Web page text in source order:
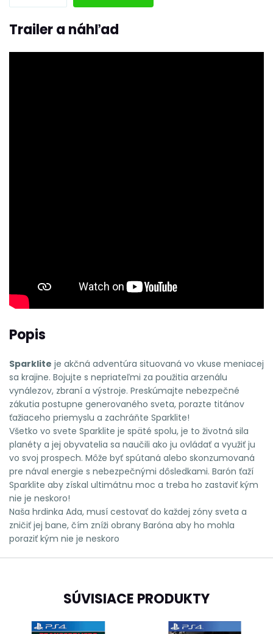
Trailer a náhľad
Popis
Sparklite je akčná adventúra situovaná vo vkuse meniacej
sa krajine. Bojujte s nepriateľmi za použitia arzenálu
vynálezov, zbraní a výstroje. Preskúmajte nebezpečné
zákutia postupne generovaného sveta, porazte titánov
ťažiaceho priemyslu a zachráňte Sparklite!
Všetko vo svete Sparklite je späté spolu, je to životná sila
planéty a jej obyvatelia sa naučili ako ju ovládať a využiť ju
vo svoj prospech. Môže byť spútaná alebo skonzumovaná
pre nával energie s nebezpečnými dôsledkami. Barón ťaží
Sparklite aby získal ultimátnu moc a treba ho zastaviť kým
nie je neskoro!
Naša hrdinka Ada, musí cestovať do každej zóny sveta a
zničiť jej bane, čím zníži obrany Baróna aby ho mohla
poraziť kým nie je neskoro
SÚVISIACE PRODUKTY